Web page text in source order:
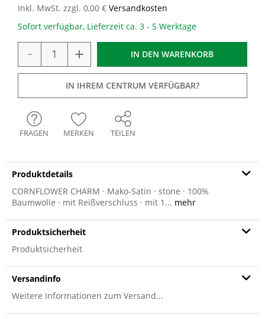
Inkl. MwSt. zzgl. 0,00 € Versandkosten
Sofort verfügbar, Lieferzeit ca. 3 - 5 Werktage
- + IN DEN WARENKORB
IN IHREM CENTRUM VERFÜGBAR?
FRAGEN MERKEN TEILEN
Produktdetails
CORNFLOWER CHARM · Mako-Satin · stone · 100%
Baumwolle · mit Reißverschluss · mit 1... mehr
Produktsicherheit
Produktsicherheit
Versandinfo
Weitere Informationen zum Versand...